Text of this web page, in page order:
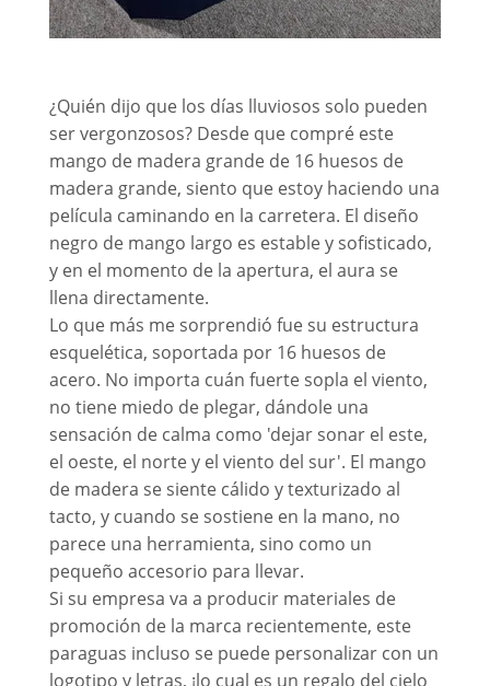
¿Quién dijo que los días lluviosos solo pueden
ser vergonzosos? Desde que compré este
mango de madera grande de 16 huesos de
madera grande, siento que estoy haciendo una
película caminando en la carretera. El diseño
negro de mango largo es estable y sofisticado,
y en el momento de la apertura, el aura se
llena directamente.
Lo que más me sorprendió fue su estructura
esquelética, soportada por 16 huesos de
acero. No importa cuán fuerte sopla el viento,
no tiene miedo de plegar, dándole una
sensación de calma como 'dejar sonar el este,
el oeste, el norte y el viento del sur'. El mango
de madera se siente cálido y texturizado al
tacto, y cuando se sostiene en la mano, no
parece una herramienta, sino como un
pequeño accesorio para llevar.
Si su empresa va a producir materiales de
promoción de la marca recientemente, este
paraguas incluso se puede personalizar con un
logotipo y letras, ¡lo cual es un regalo del cielo